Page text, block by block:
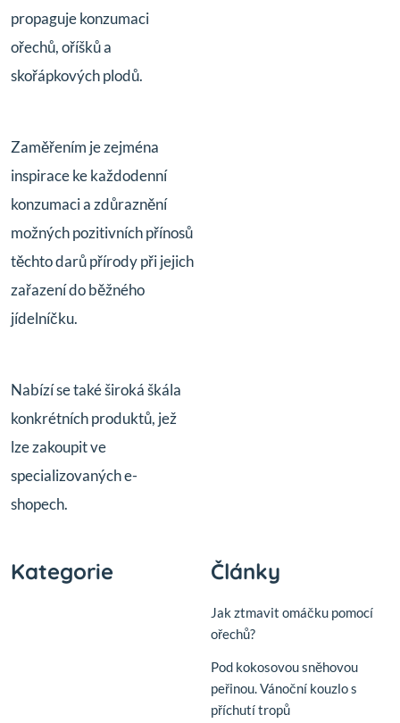
propaguje konzumaci
ořechů, oříšků a
skořápkových plodů.
Zaměřením je zejména
inspirace ke každodenní
konzumaci a zdůraznění
možných pozitivních přínosů
těchto darů přírody při jejich
zařazení do běžného
jídelníčku.
Nabízí se také široká škála
konkrétních produktů, jež
lze zakoupit ve
specializovaných e-
shopech.
Kategorie Články
Jak ztmavit omáčku pomocí
ořechů?
Pod kokosovou sněhovou
peřinou. Vánoční kouzlo s
příchutí tropů